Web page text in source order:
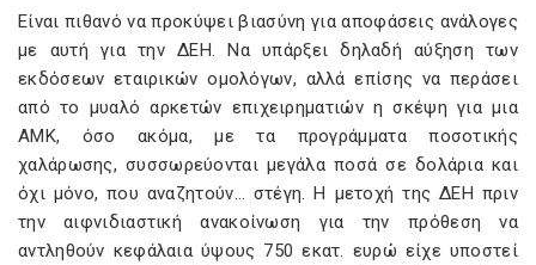
Είναι πιθανό να προκύψει βιασύνη για αποφάσεις ανάλογες
με αυτή για την ΔΕΗ. Να υπάρξει δηλαδή αύξηση των
εκδόσεων εταιρικών ομολόγων, αλλά επίσης να περάσει
από το μυαλό αρκετών επιχειρηματιών η σκέψη για μια
ΑΜΚ, όσο ακόμα, με τα προγράμματα ποσοτικής
χαλάρωσης, συσσωρεύονται μεγάλα ποσά σε δολάρια και
όχι μόνο, που αναζητούν… στέγη. Η μετοχή της ΔΕΗ πριν
την αιφνιδιαστική ανακοίνωση για την πρόθεση να
αντληθούν κεφάλαια ύψους 750 εκατ. ευρώ είχε υποστεί